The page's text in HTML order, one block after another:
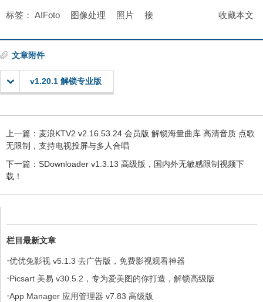
收藏本文
标签： AIFoto 图像处理 照片 接
文章附件
v1.20.1 解锁专业版
上一篇： 麦浪KTV2 v2.16.53.24 会员版 解锁海量曲库 高清音质 点歌
无限制，支持电视投屏与多人合唱
下一篇： SDownloader v1.3.13 高级版，国内外无敏感限制视频下
载！
栏目最新文章
·优优兔影视 v5.1.3 去广告版，免费影视观看神器
·Picsart 美易 v30.5.2，专为爱美图的你打造，解锁高级版
·App Manager 应用管理器 v7.83 高级版